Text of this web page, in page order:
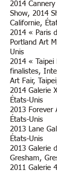
2014
Show, 2014
Californie,
2014 « Paris
Portland Art
Unis
2014 « Taipei
finalistes,
Art Fair,
2014 Galerie
États-Unis
2013 Forever
États-Unis
2013 Lane
États-Unis
2013 Galerie
Gresham,
2011 Galerie